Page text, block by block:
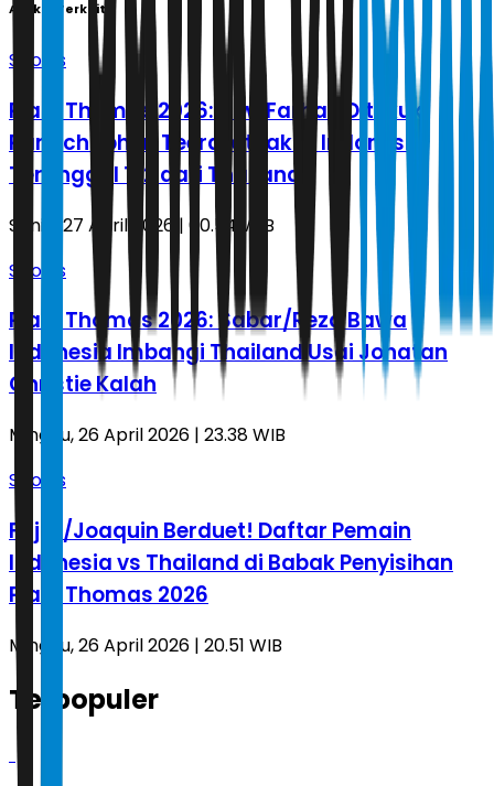
Artikel Terkait
Sports
Piala Thomas 2026: Alwi Farhan Ditekuk
Panitchaphon Teeraratsakul, Indonesia
Tertinggal 1-2 dari Thailand
Senin, 27 April 2026 | 00.54 WIB
Sports
Piala Thomas 2026: Sabar/Reza Bawa
Indonesia Imbangi Thailand Usai Jonatan
Christie Kalah
Minggu, 26 April 2026 | 23.38 WIB
Sports
Fajar/Joaquin Berduet! Daftar Pemain
Indonesia vs Thailand di Babak Penyisihan
Piala Thomas 2026
Minggu, 26 April 2026 | 20.51 WIB
Terpopuler